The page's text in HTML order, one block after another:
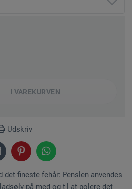
I VAREKURVEN
Udskriv
det fineste fehår: Penslen anvendes
på med og til at polere det